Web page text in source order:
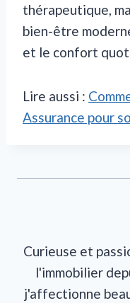
thérapeutique,
bien-être
et le confort
Lire aussi :
Assurance pour
Curieuse et
l'immobilier
j'affectionne